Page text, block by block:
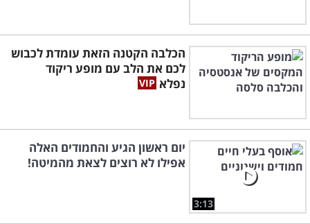
הכלבה הקטנה הזאת עומדת לכבוש
לכם את הלב עם מופע ריקוד
נפלא
3:13
יום ראשון הגיע והחמודים האלה
אפילו לא רוצים לצאת מהמיטה!